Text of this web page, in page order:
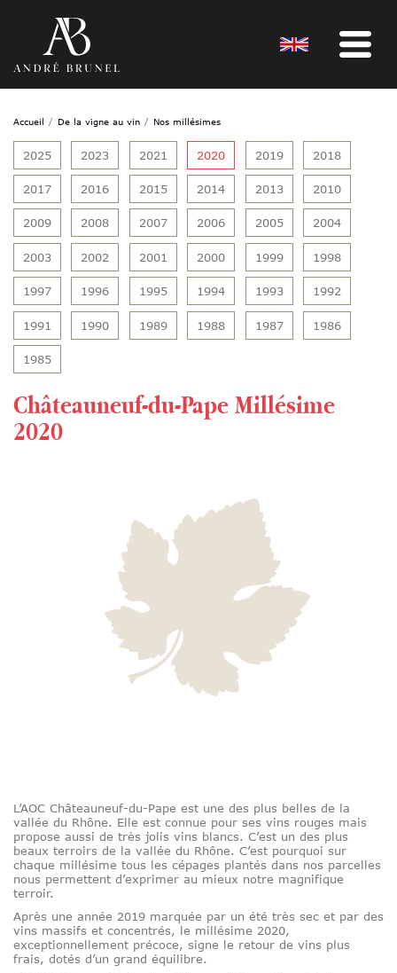
Accueil De la vigne au vin Nos millésimes
2025 2023 2021 2020 2019 2018
2017 2016 2015 2014 2013 2010
2009 2008 2007 2006 2005 2004
2003 2002 2001 2000 1999 1998
1997 1996 1995 1994 1993 1992
1991 1990 1989 1988 1987 1986
1985
Châteauneuf-du-Pape Millésime
2020
L’AOC Châteauneuf-du-Pape est une des plus belles de la
vallée du Rhône. Elle est connue pour ses vins rouges mais
propose aussi de très jolis vins blancs. C’est un des plus
beaux terroirs de la vallée du Rhône. C’est pourquoi sur
chaque millésime tous les cépages plantés dans nos parcelles
nous permettent d’exprimer au mieux notre magnifique
terroir.
Après une année 2019 marquée par un été très sec et par des
vins massifs et concentrés, le millésime 2020,
exceptionnellement précoce, signe le retour de vins plus
frais, dotés d’un grand équilibre.